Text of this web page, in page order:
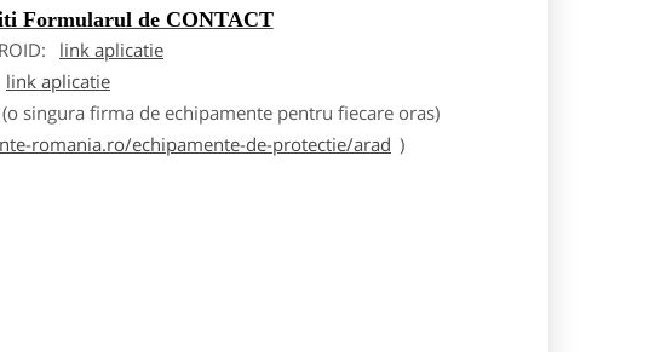
Formularul de CONTACT
link aplicatie
link aplicatie
singura firma de echipamente pentru fiecare oras)
romania.ro/echipamente-de-protectie/arad )